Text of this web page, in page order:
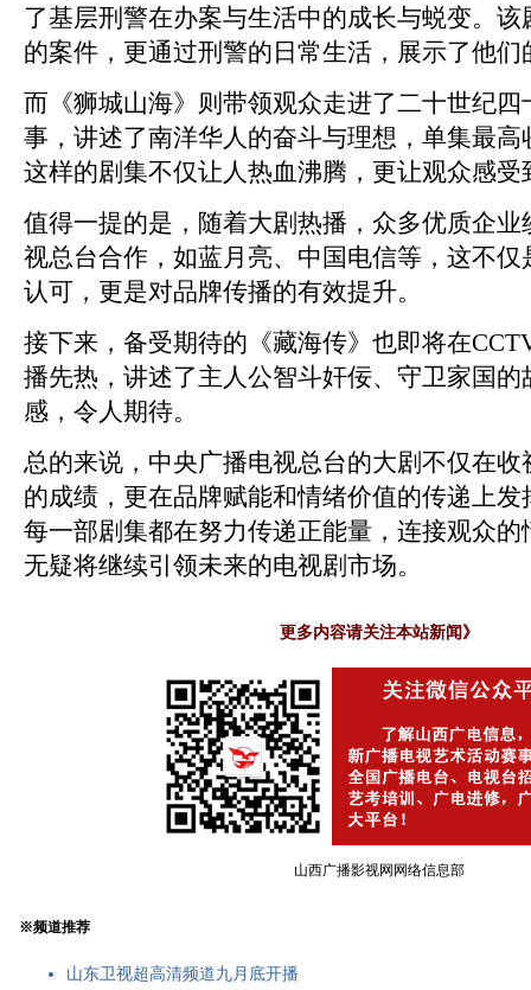
了基层刑警在办案与生活中的成长与蜕变。
的案件，更通过刑警的日常生活，展示了他
而《狮城山海》则带领观众走进了二十世纪四
事，讲述了南洋华人的奋斗与理想，单集最高
这样的剧集不仅让人热血沸腾，更让观众感受
值得一提的是，随着大剧热播，众多优质企业
视总台合作，如蓝月亮、中国电信等，这不仅
认可，更是对品牌传播的有效提升。
接下来，备受期待的《藏海传》也即将在
播先热，讲述了主人公智斗奸佞、守卫家国的
感，令人期待。
总的来说，中央广播电视总台的大剧不仅在收
的成绩，更在品牌赋能和情绪价值的传递上
每一部剧集都在努力传递正能量，连接观众的
无疑将继续引领未来的电视剧市场。
更多内容请关注本站新闻 》
山西广播影视网网络信息部
※频道推荐
山东卫视超高清频道九月底开播